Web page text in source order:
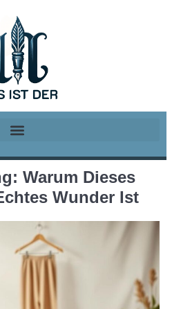
Warum Dieses
Wunder Ist